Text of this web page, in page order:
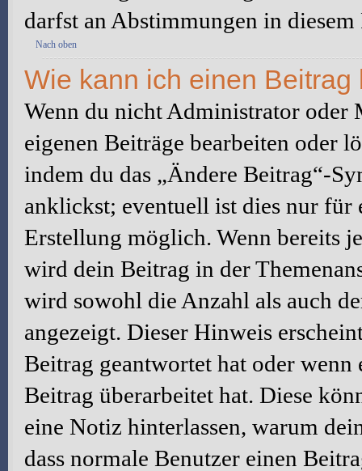
darfst an Abstimmungen in
Nach oben
Wie kann ich einen
Wenn du nicht Administrator oder
eigenen Beiträge bearbeiten oder
indem du das „Ändere Beitrag“-
anklickst; eventuell ist dies nur für
Erstellung möglich. Wenn bereits
wird dein Beitrag in der
wird sowohl die Anzahl als auch
angezeigt. Dieser Hinweis
Beitrag geantwortet hat oder
Beitrag überarbeitet hat. Diese
eine Notiz hinterlassen, warum
dass normale Benutzer einen